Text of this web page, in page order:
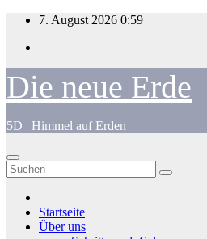
Zum
springen
7. August 2026 0:59
Die neue Erde
5D | Himmel auf Erden
Startseite
Über uns